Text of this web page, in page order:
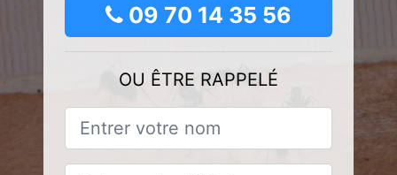
09 70 14 35 56
OU ÊTRE RAPPELÉ